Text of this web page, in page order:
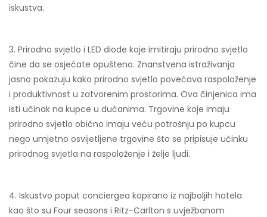
iskustva.
3. Prirodno svjetlo i LED diode koje imitiraju prirodno svjetlo
čine da se osjećate opušteno. Znanstvena istraživanja
jasno pokazuju kako prirodno svjetlo povećava raspoloženje
i produktivnost u zatvorenim prostorima. Ova činjenica ima
isti učinak na kupce u dućanima. Trgovine koje imaju
prirodno svjetlo obično imaju veću potrošnju po kupcu
nego umjetno osvijetljene trgovine što se pripisuje učinku
prirodnog svjetla na raspoloženje i želje ljudi.
4. Iskustvo poput conciergea kopirano iz najboljih hotela
kao što su Four seasons i Ritz-Carlton s uvježbanom